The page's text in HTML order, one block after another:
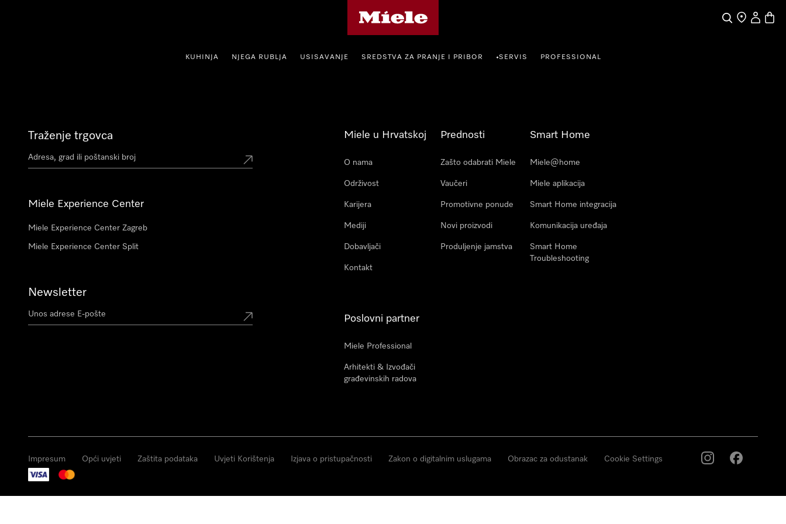
PretragaTraženjeKorisnički
KUHINJA NJEGA RUBLJA USISAVANJE SREDSTVA ZA PRANJE I PRIBOR •SERVIS PROFESSIONAL
Traženje trgovca
Miele Experience Center
Miele Experience Center Zagreb
Miele Experience Center Split
Newsletter
Miele u Hrvatskoj
O nama
Održivost
Karijera
Mediji
Dobavljači
Kontakt
Prednosti
Zašto odabrati Miele
Vaučeri
Promotivne ponude
Novi proizvodi
Produljenje jamstva
Smart Home
Miele@home
Miele aplikacija
Smart Home integracija
Komunikacija uređaja
Smart Home
Troubleshooting
Poslovni partner
Miele Professional
Arhitekti & Izvođači
građevinskih radova
Impresum Opći uvjeti Zaštita podataka Uvjeti Korištenja Izjava o pristupačnosti Zakon o digitalnim uslugama Obrazac za odustanak
Cookie Settings